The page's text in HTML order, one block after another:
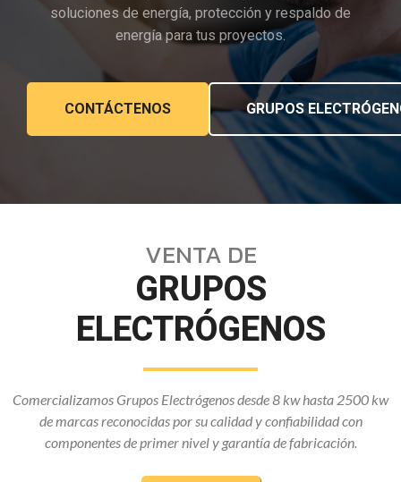
soluciones de energía, protección y respaldo de
energía para tus proyectos.
CONTÁCTENOS GRUPOS
VENTA DE
GRUPOS
ELECTRÓGENOS
Comercializamos Grupos Electrógenos desde 8 kw hasta 2500 kw
de marcas reconocidas por su calidad y confiabilidad con
componentes de primer nivel y garantía de fabricación.